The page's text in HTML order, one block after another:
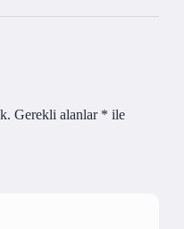
Gerekli alanlar * ile